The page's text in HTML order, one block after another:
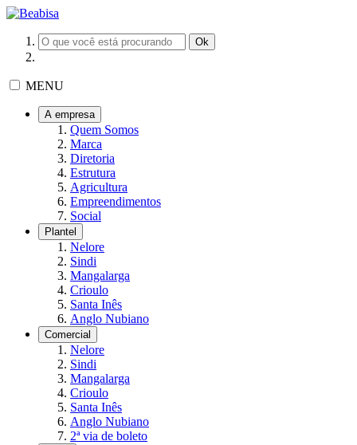
MENU
A empresa
Quem Somos
Marca
Diretoria
Estrutura
Agricultura
Empreendimentos
Social
Plantel
Nelore
Sindi
Mangalarga
Crioulo
Santa Inês
Anglo Nubiano
Comercial
Nelore
Sindi
Mangalarga
Crioulo
Santa Inês
Anglo Nubiano
2ª via de boleto